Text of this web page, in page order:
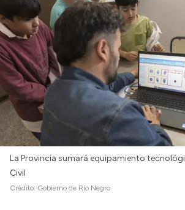
La Provincia sumará equipamiento
Civil
Crédito: Gobierno de Río Negro